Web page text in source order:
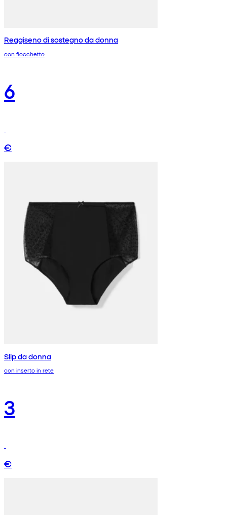
Reggiseno di sostegno da donna
con fiocchetto
6
€
Slip da donna
con inserto in rete
3
€